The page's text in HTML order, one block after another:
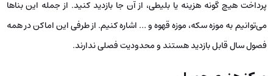
پرداخت هیچ گونه هزینه یا بلیطی، از آن جا بازدید کنید. از جمله این بناها
می‌توانیم به موزه سکه، موزه قهوه و … اشاره کنیم. از طرفی این اماکن در همه
فصول سال قابل بازدید هستند و محدودیت فصلی ندارند.